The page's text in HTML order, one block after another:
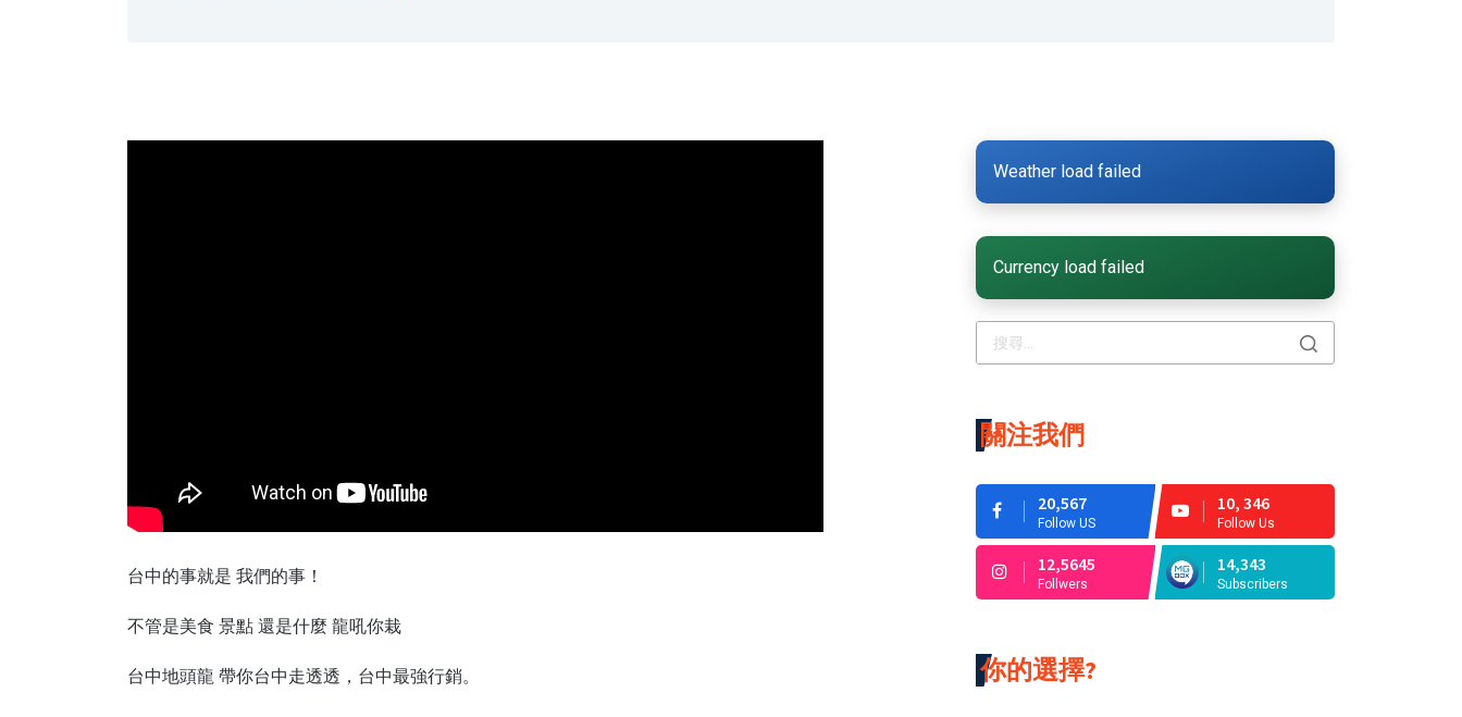
台中的事就是 我們的事！
不管是美食 景點 還是什麼 龍吼你栽
台中地頭龍 帶你台中走透透，台中最強行銷。
Weather load failed
Currency load failed
關注我們
20,567
Follow US
10, 346
Follow Us
12,5645
Follwers
14,343
Subscribers
你的選擇?